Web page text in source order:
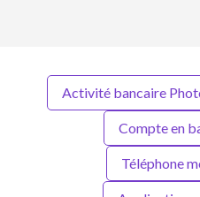
Activité bancaire
Compte en
Téléphone